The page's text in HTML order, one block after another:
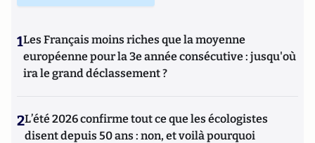
1Les Français moins riches que la moyenne
européenne pour la 3e année consécutive : jusqu'où
ira le grand déclassement ?
2L’été 2026 confirme tout ce que les écologistes
disent depuis 50 ans : non, et voilà pourquoi